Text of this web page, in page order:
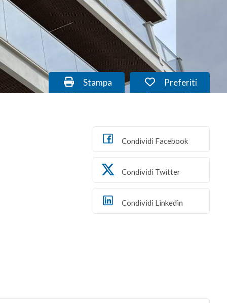
Preferiti: Cod.
Preferiti
Stampa: Cod. L60/colonnetta
Stampa
Condividi Facebook
Condividi Twitter
Condividi Linkedin